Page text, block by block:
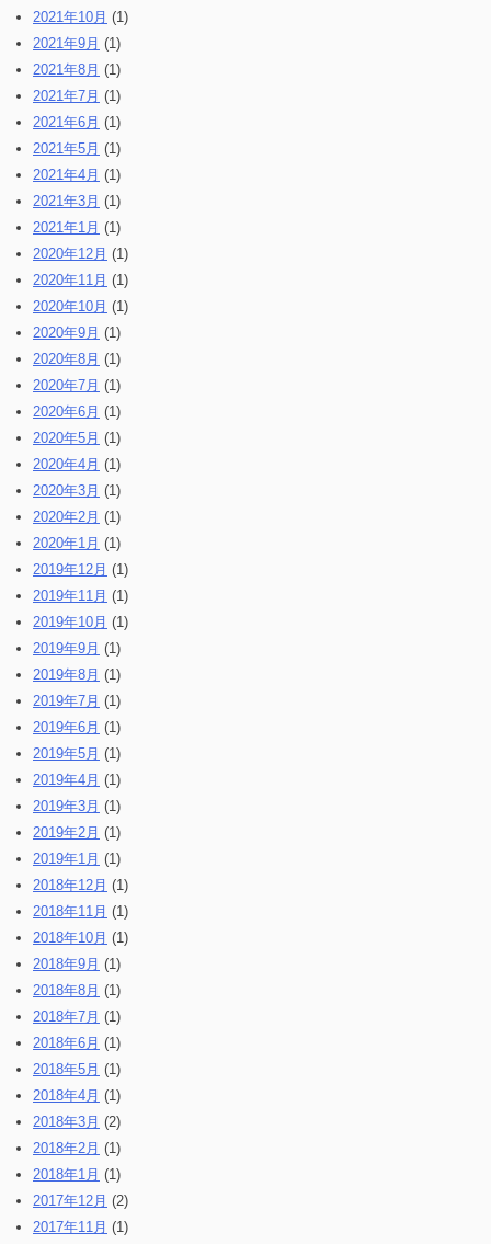
2021年10月 (1)
2021年9月 (1)
2021年8月 (1)
2021年7月 (1)
2021年6月 (1)
2021年5月 (1)
2021年4月 (1)
2021年3月 (1)
2021年1月 (1)
2020年12月 (1)
2020年11月 (1)
2020年10月 (1)
2020年9月 (1)
2020年8月 (1)
2020年7月 (1)
2020年6月 (1)
2020年5月 (1)
2020年4月 (1)
2020年3月 (1)
2020年2月 (1)
2020年1月 (1)
2019年12月 (1)
2019年11月 (1)
2019年10月 (1)
2019年9月 (1)
2019年8月 (1)
2019年7月 (1)
2019年6月 (1)
2019年5月 (1)
2019年4月 (1)
2019年3月 (1)
2019年2月 (1)
2019年1月 (1)
2018年12月 (1)
2018年11月 (1)
2018年10月 (1)
2018年9月 (1)
2018年8月 (1)
2018年7月 (1)
2018年6月 (1)
2018年5月 (1)
2018年4月 (1)
2018年3月 (2)
2018年2月 (1)
2018年1月 (1)
2017年12月 (2)
2017年11月 (1)